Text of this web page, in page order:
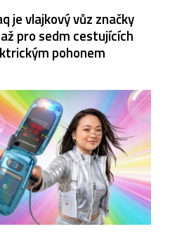
je vlajkový vůz značky
pro sedm cestujících
pohonem